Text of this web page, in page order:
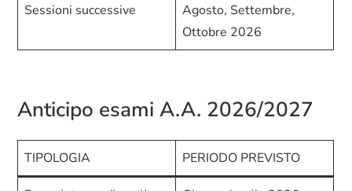
Sessioni successive
Agosto, Settembre,
Ottobre 2026
Anticipo esami A.A. 2026/2027
TIPOLOGIA PERIODO PREVISTO